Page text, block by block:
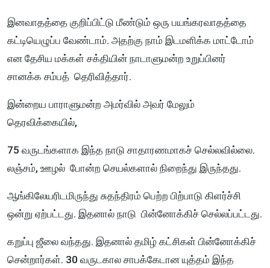
இனவாதத்தை குறிப்பிட்டு மீண்டும் ஒரு பயங்கரவாதத்தை
கட்டியெழுப்ப வேண்டாம். அதற்கு நாம் இடமளிக்க மாட்டோம்
என தேசிய மக்கள் சக்தியின் நாடாளுமன்ற உறுப்பினர்
சானக்க சம்பத் தெரிவித்தார்.
இன்றைய பாராளுமன்ற அமர்வில் அவர் மேலும்
தெரவிக்கையில்,
75 வருடங்களாக இந்த நாடு சாதாரணமாகச் செல்லவில்லை.
லஞ்சம், ஊழல் போன்ற செயல்களால் நிறைந்து இருந்தது.
ஆங்கிலேயரிடமிருந்து சுதந்திரம் பெற்ற பிற்பாடு கிளர்ச்சி
ஒன்று ஏற்பட்டது. இதனால் நாடு பின்னோக்கிச் செல்லப்பட்டது.
கறுப்பு ஜீலை வந்தது. இதனால் தமிழ் கட்சிகள் பின்னோக்கிச்
சென்றார்கள். 30 வருடகால சாபக்கேடான யுத்தம் இந்த